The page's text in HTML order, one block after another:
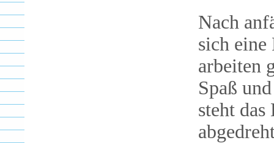
Nach
sich eine
arbeiten
Spaß
steht das